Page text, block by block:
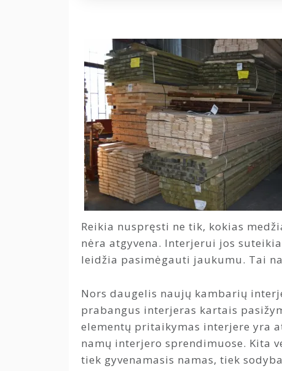
Reikia nuspręsti ne tik, kokias
nėra atgyvena. Interjerui jos
leidžia pasimėgauti jaukumu. Tai
Nors daugelis naujų kambarių
prabangus interjeras kartais
elementų pritaikymas interjere yra
namų interjero sprendimuose. Kita
tiek gyvenamasis namas, tiek